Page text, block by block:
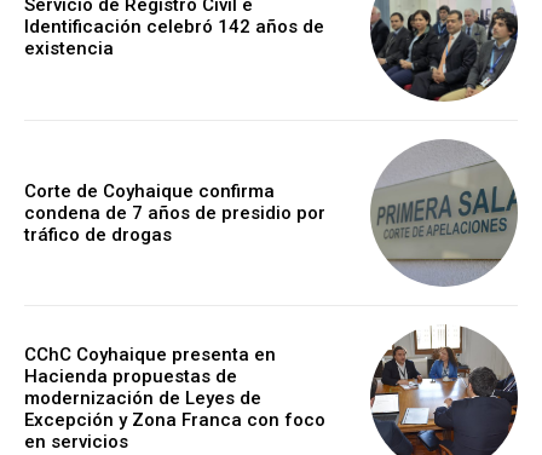
Servicio de Registro Civil e
Identificación celebró 142 años de
existencia
Corte de Coyhaique confirma
condena de 7 años de presidio por
tráfico de drogas
CChC Coyhaique presenta en
Hacienda propuestas de
modernización de Leyes de
Excepción y Zona Franca con foco
en servicios